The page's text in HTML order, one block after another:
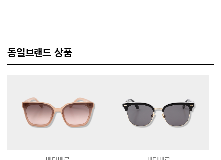
동일브랜드 상품